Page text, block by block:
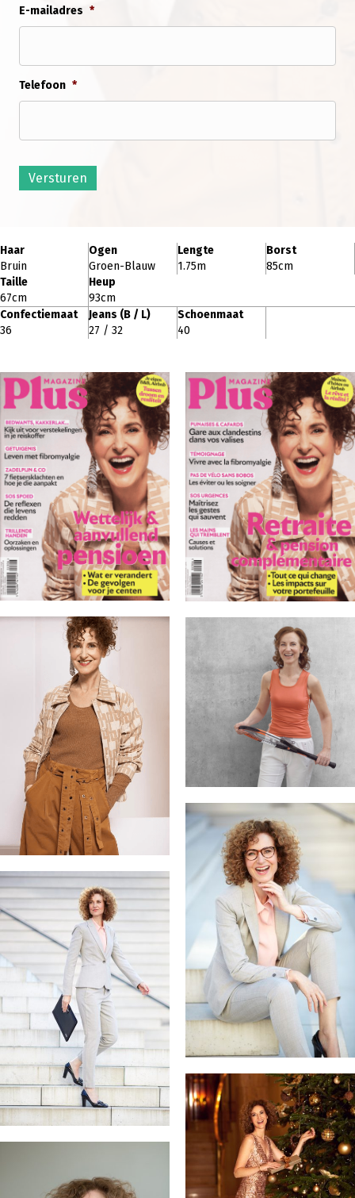
E-mailadres *
Telefoon *
Versturen
Haar
Bruin
Ogen
Groen-Blauw
Lengte
1.75m
Borst
85cm
Taille
67cm
Heup
93cm
Confectiemaat
36
Jeans (B / L)
27 / 32
Schoenmaat
40